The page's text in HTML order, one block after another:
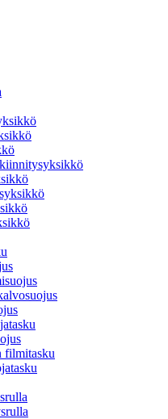
filmitasku